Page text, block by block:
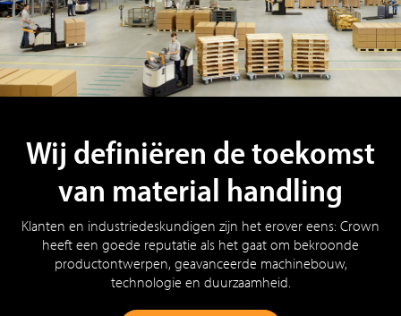
Wij definiëren de toekomst
van material handling
Klanten en industriedeskundigen zijn het erover eens: Crown
heeft een goede reputatie als het gaat om bekroonde
productontwerpen, geavanceerde machinebouw,
technologie en duurzaamheid.